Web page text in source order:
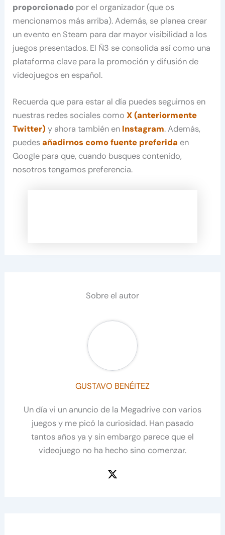
proporcionado por el organizador (que os
mencionamos más arriba). Además, se planea crear
un evento en Steam para dar mayor visibilidad a los
juegos presentados. El Ñ3 se consolida así como una
plataforma clave para la promoción y difusión de
videojuegos en español.
Recuerda que para estar al día puedes seguirnos en
nuestras redes sociales comoX (anteriormente
Twitter) y ahora también en Instagram. Además,
puedesañadirnos como fuente preferida en
Google para que, cuando busques contenido,
nosotros tengamos preferencia.
Sobre el autor
GUSTAVO BENÉITEZ
Un día vi un anuncio de la Megadrive con varios
juegos y me picó la curiosidad. Han pasado
tantos años ya y sin embargo parece que el
videojuego no ha hecho sino comenzar.